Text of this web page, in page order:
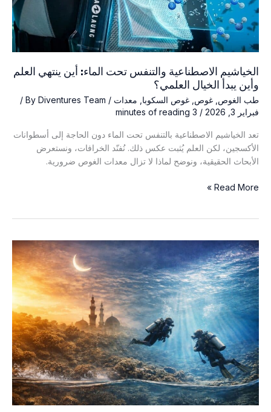
تخفيف
الضغط
الخياشيم الاصطناعية والتنفس تحت الماء: أين ينتهي العلم
وأين يبدأ الخيال العلمي؟
طب الغوص,غوص,غوص السكوبا,معدات/ By
Diventures Team
/
فبراير 3, 2026
/
3 minutes of reading
تعد الخياشيم الاصطناعية بالتنفس تحت الماء دون الحاجة إلى أسطوانات
الأكسجين، لكن العلم يُثبت عكس ذلك. نُفنّد الخرافات، ونستعرض
الأبحاث الحقيقية، ونوضح لماذا لا تزال معدات الغوص ضرورية.
الخياشيم
الماء:
ينتهي
العلم
وأين
الخيال
Read More »